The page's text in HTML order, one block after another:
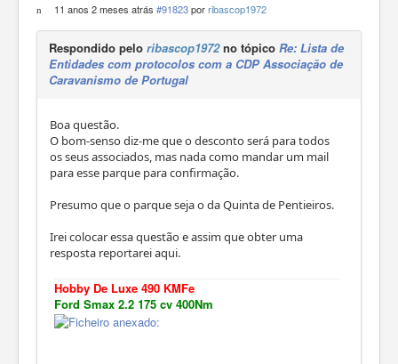
11 anos 2 meses atrás #91823 porribascop1972
Respondido pelo ribascop1972no tópico Re: Lista de
Entidades com protocolos com a CDP Associação de
Caravanismo de Portugal
Boa questão.
O bom-senso diz-me que o desconto será para todos
os seus associados, mas nada como mandar um mail
para esse parque para confirmação.
Presumo que o parque seja o da Quinta de Pentieiros.
Irei colocar essa questão e assim que obter uma
resposta reportarei aqui.
Hobby De Luxe 490 KMFe
Ford Smax 2.2 175 cv 400Nm